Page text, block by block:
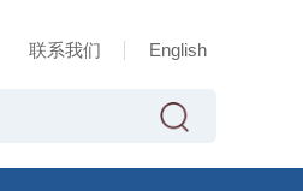
联系我们 English